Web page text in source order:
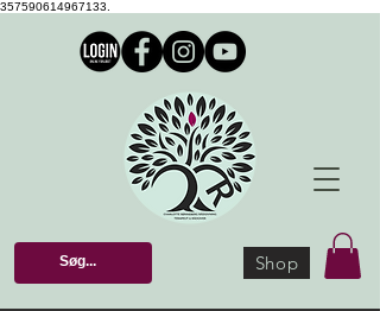
357590614967133.
Shop